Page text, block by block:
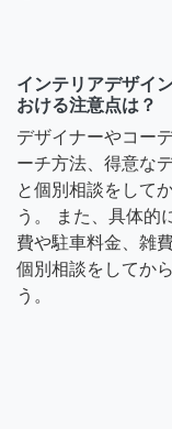
インテリアデザイ
おける注意点は？
デザイナーやコー
ーチ方法、得意な
と個別相談をして
う。 また、具体的
費や駐車料金、雑
個別相談をしてか
う。